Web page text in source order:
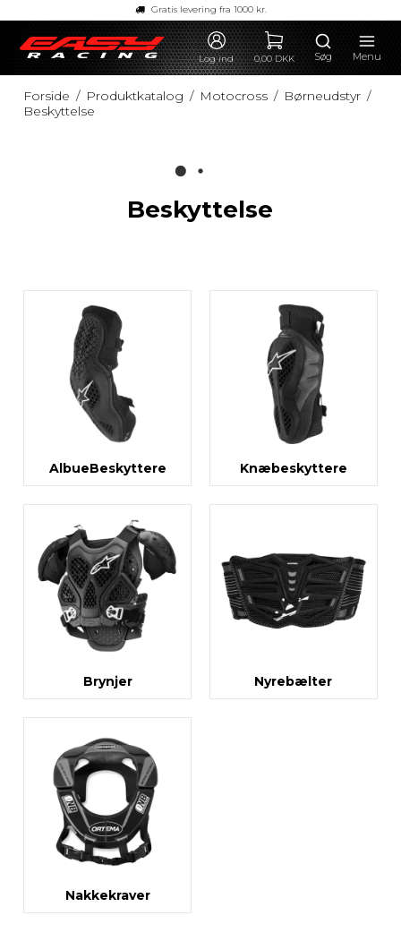
Gratis levering fra 1000 kr.
Log ind 0,00 DKK Søg Menu
Forside / Produktkatalog / Motocross / Børneudstyr /
Beskyttelse
Beskyttelse
AlbueBeskyttere Knæbeskyttere
Brynjer Nyrebælter
Nakkekraver